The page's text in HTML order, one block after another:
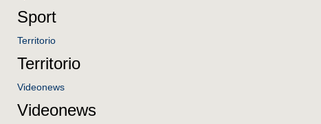
Sport
Territorio
Territorio
Videonews
Videonews